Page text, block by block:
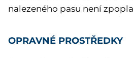
nalezeného pasu není
OPRAVNÉ PROSTŘEDKY